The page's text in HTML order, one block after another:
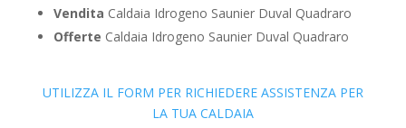
Vendita Caldaia Idrogeno Saunier Duval Quadraro
Offerte Caldaia Idrogeno Saunier Duval Quadraro
UTILIZZA IL FORM PER RICHIEDERE ASSISTENZA PER
LA TUA CALDAIA